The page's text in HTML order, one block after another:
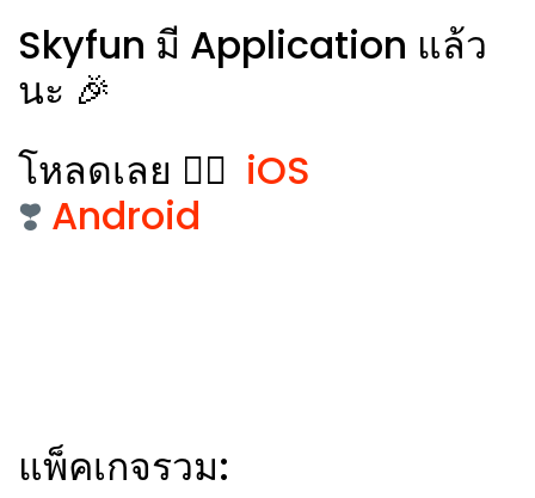
Skyfun มี Application แล้ว
นะ 🎉
โหลดเลย 👉🏻 iOS
❣️ Android
แพ็คเกจรวม: